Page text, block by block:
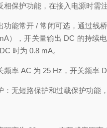
相保护功能，在接入电源时需
功能常开 / 常闭可选，通过线
），开关量输出 DC 的持续
时为 0.8 mA。
频率 AC 为 25 Hz，开关频率
：无短路保护和过载保护功能